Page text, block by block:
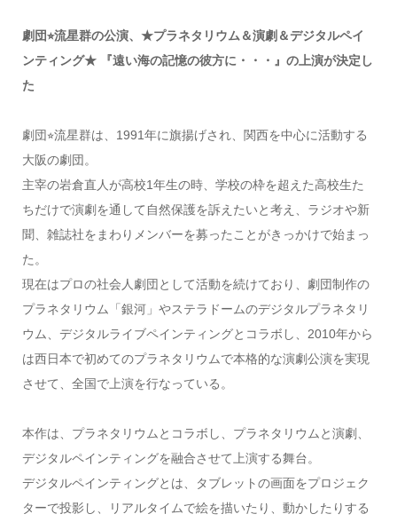
劇団⭐︎流星群の公演、★プラネタリウム＆演劇＆デジタルペイ
ンティング★ 『遠い海の記憶の彼方に・・・』の上演が決定し
た
劇団⭐︎流星群は、1991年に旗揚げされ、関西を中心に活動する
大阪の劇団。
主宰の岩倉直人が高校1年生の時、学校の枠を超えた高校生た
ちだけで演劇を通して自然保護を訴えたいと考え、ラジオや新
聞、雑誌社をまわりメンバーを募ったことがきっかけで始まっ
た。
現在はプロの社会人劇団として活動を続けており、劇団制作の
プラネタリウム「銀河」やステラドームのデジタルプラネタリ
ウム、デジタルライブペインティングとコラボし、2010年から
は西日本で初めてのプラネタリウムで本格的な演劇公演を実現
させて、全国で上演を行なっている。
本作は、プラネタリウムとコラボし、プラネタリウムと演劇、
デジタルペインティングを融合させて上演する舞台。
デジタルペインティングとは、タブレットの画面をプロジェク
ターで投影し、リアルタイムで絵を描いたり、動かしたりする